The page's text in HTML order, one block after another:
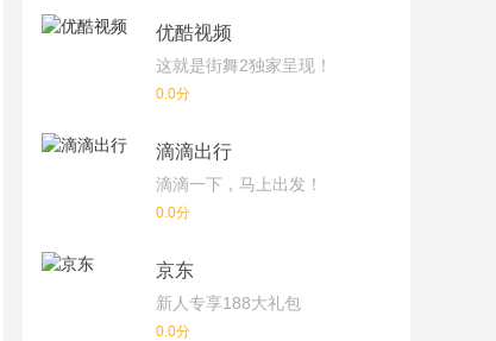
优酷视频
这就是街舞2独家呈现！
0.0分
滴滴出行
滴滴一下，马上出发！
0.0分
京东
新人专享188大礼包
0.0分